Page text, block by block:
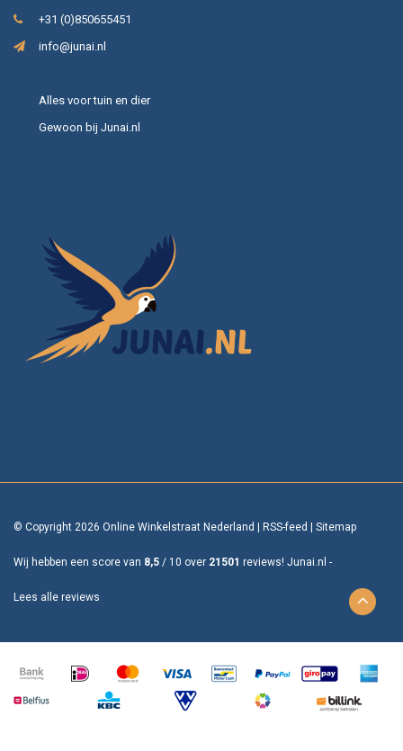
+31 (0)850655451
info@junai.nl
Alles voor tuin en dier
Gewoon bij Junai.nl
© Copyright 2026 Online Winkelstraat Nederland RSS-feed Sitemap
Wij hebben een score van 8,5 / 10 over 21501 reviews! Junai.nl -
Lees alle reviews